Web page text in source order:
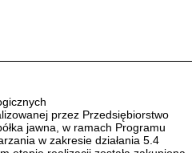
przez Przedsiębiorstwo
jawna, w ramach Programu
w zakresie działania 5.4